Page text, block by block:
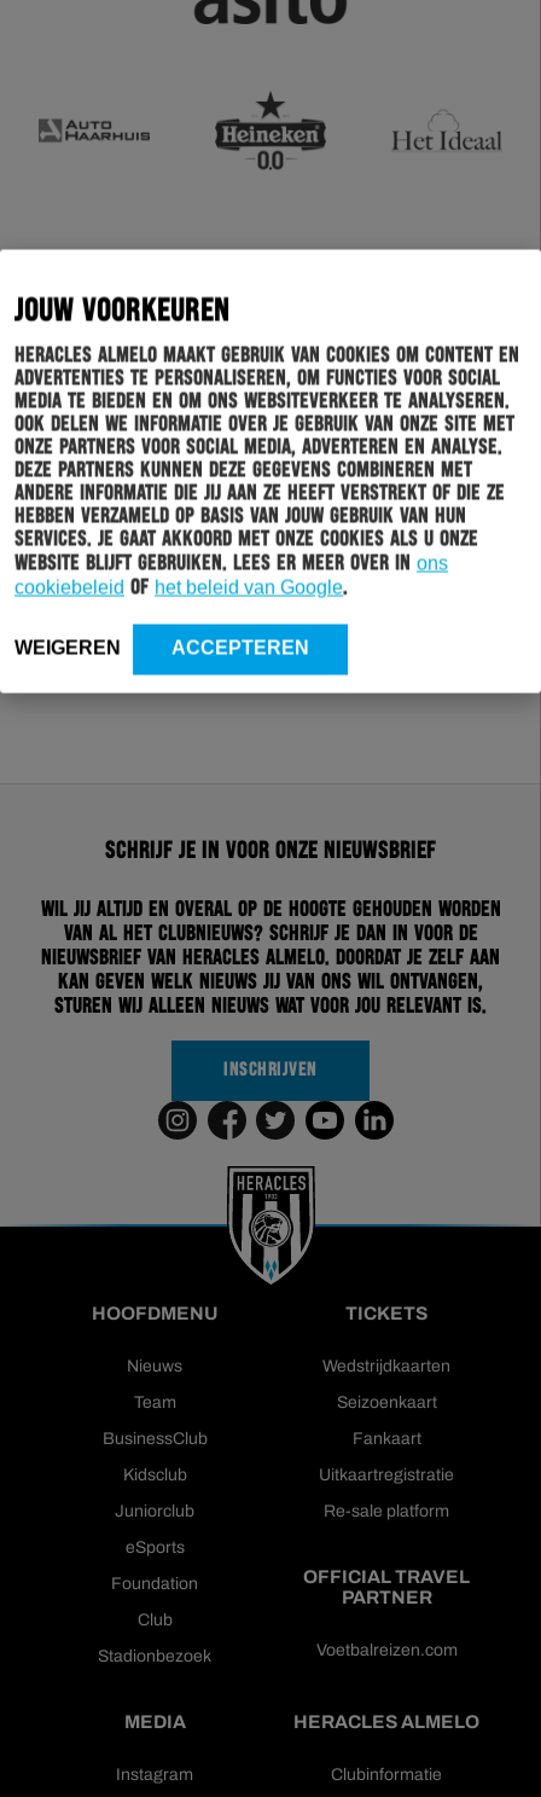
JOUW VOORKEUREN
Heracles Almelo maakt gebruik van cookies om content en
advertenties te personaliseren, om functies voor social
media te bieden en om ons websiteverkeer te analyseren.
Ook delen we informatie over je gebruik van onze site met
onze partners voor social media, adverteren en analyse.
Deze partners kunnen deze gegevens combineren met
andere informatie die jij aan ze heeft verstrekt of die ze
hebben verzameld op basis van jouw gebruik van hun
services. Je gaat akkoord met onze cookies als u onze
website blijft gebruiken. Lees er meer over in ons
cookiebeleid of het beleid van Google.
WEIGEREN ACCEPTEREN
Schrijf je in voor onze nieuwsbrief
Wil jij altijd en overal op de hoogte gehouden worden
van al het clubnieuws? Schrijf je dan in voor de
nieuwsbrief van Heracles Almelo. Doordat je zelf aan
kan geven welk nieuws jij van ons wil ontvangen,
sturen wij alleen nieuws wat voor jou relevant is.
INSCHRIJVEN
HOOFDMENU
Nieuws
Team
BusinessClub
Kidsclub
Juniorclub
eSports
Foundation
Club
Stadionbezoek
TICKETS
Wedstrijdkaarten
Seizoenkaart
Fankaart
Uitkaartregistratie
Re-sale platform
OFFICIAL TRAVEL
PARTNER
Voetbalreizen.com
MEDIA
Instagram
HERACLES ALMELO
Clubinformatie